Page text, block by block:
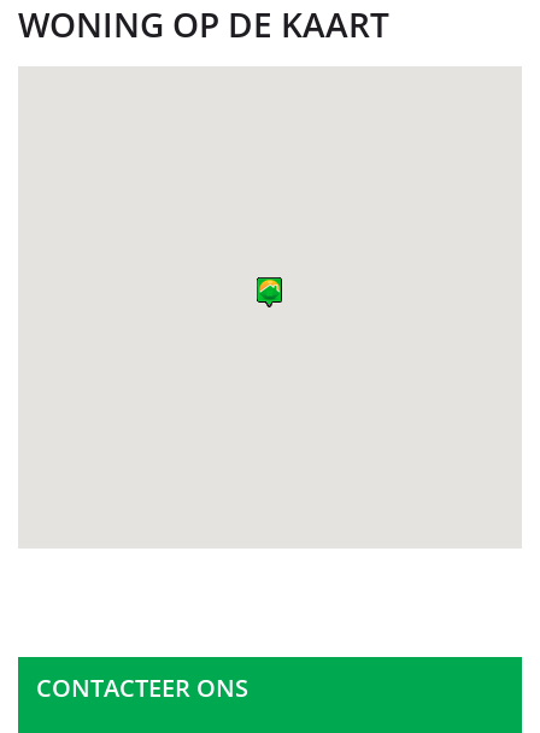
WONING OP DE KAART
CONTACTEER ONS